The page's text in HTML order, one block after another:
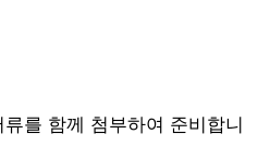
를 함께 첨부하여 준비합니